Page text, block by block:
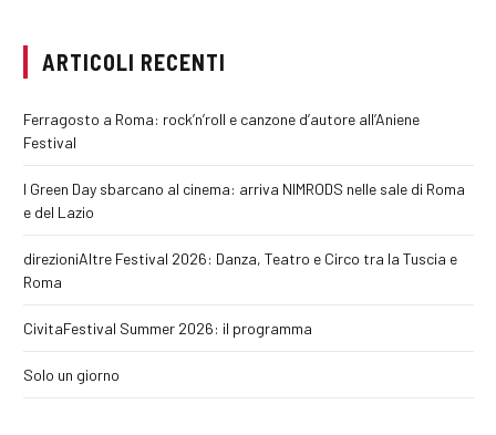
ARTICOLI RECENTI
Ferragosto a Roma: rock’n’roll e canzone d’autore all’Aniene
Festival
I Green Day sbarcano al cinema: arriva NIMRODS nelle sale di Roma
e del Lazio
direzioniAltre Festival 2026: Danza, Teatro e Circo tra la Tuscia e
Roma
CivitaFestival Summer 2026: il programma
Solo un giorno